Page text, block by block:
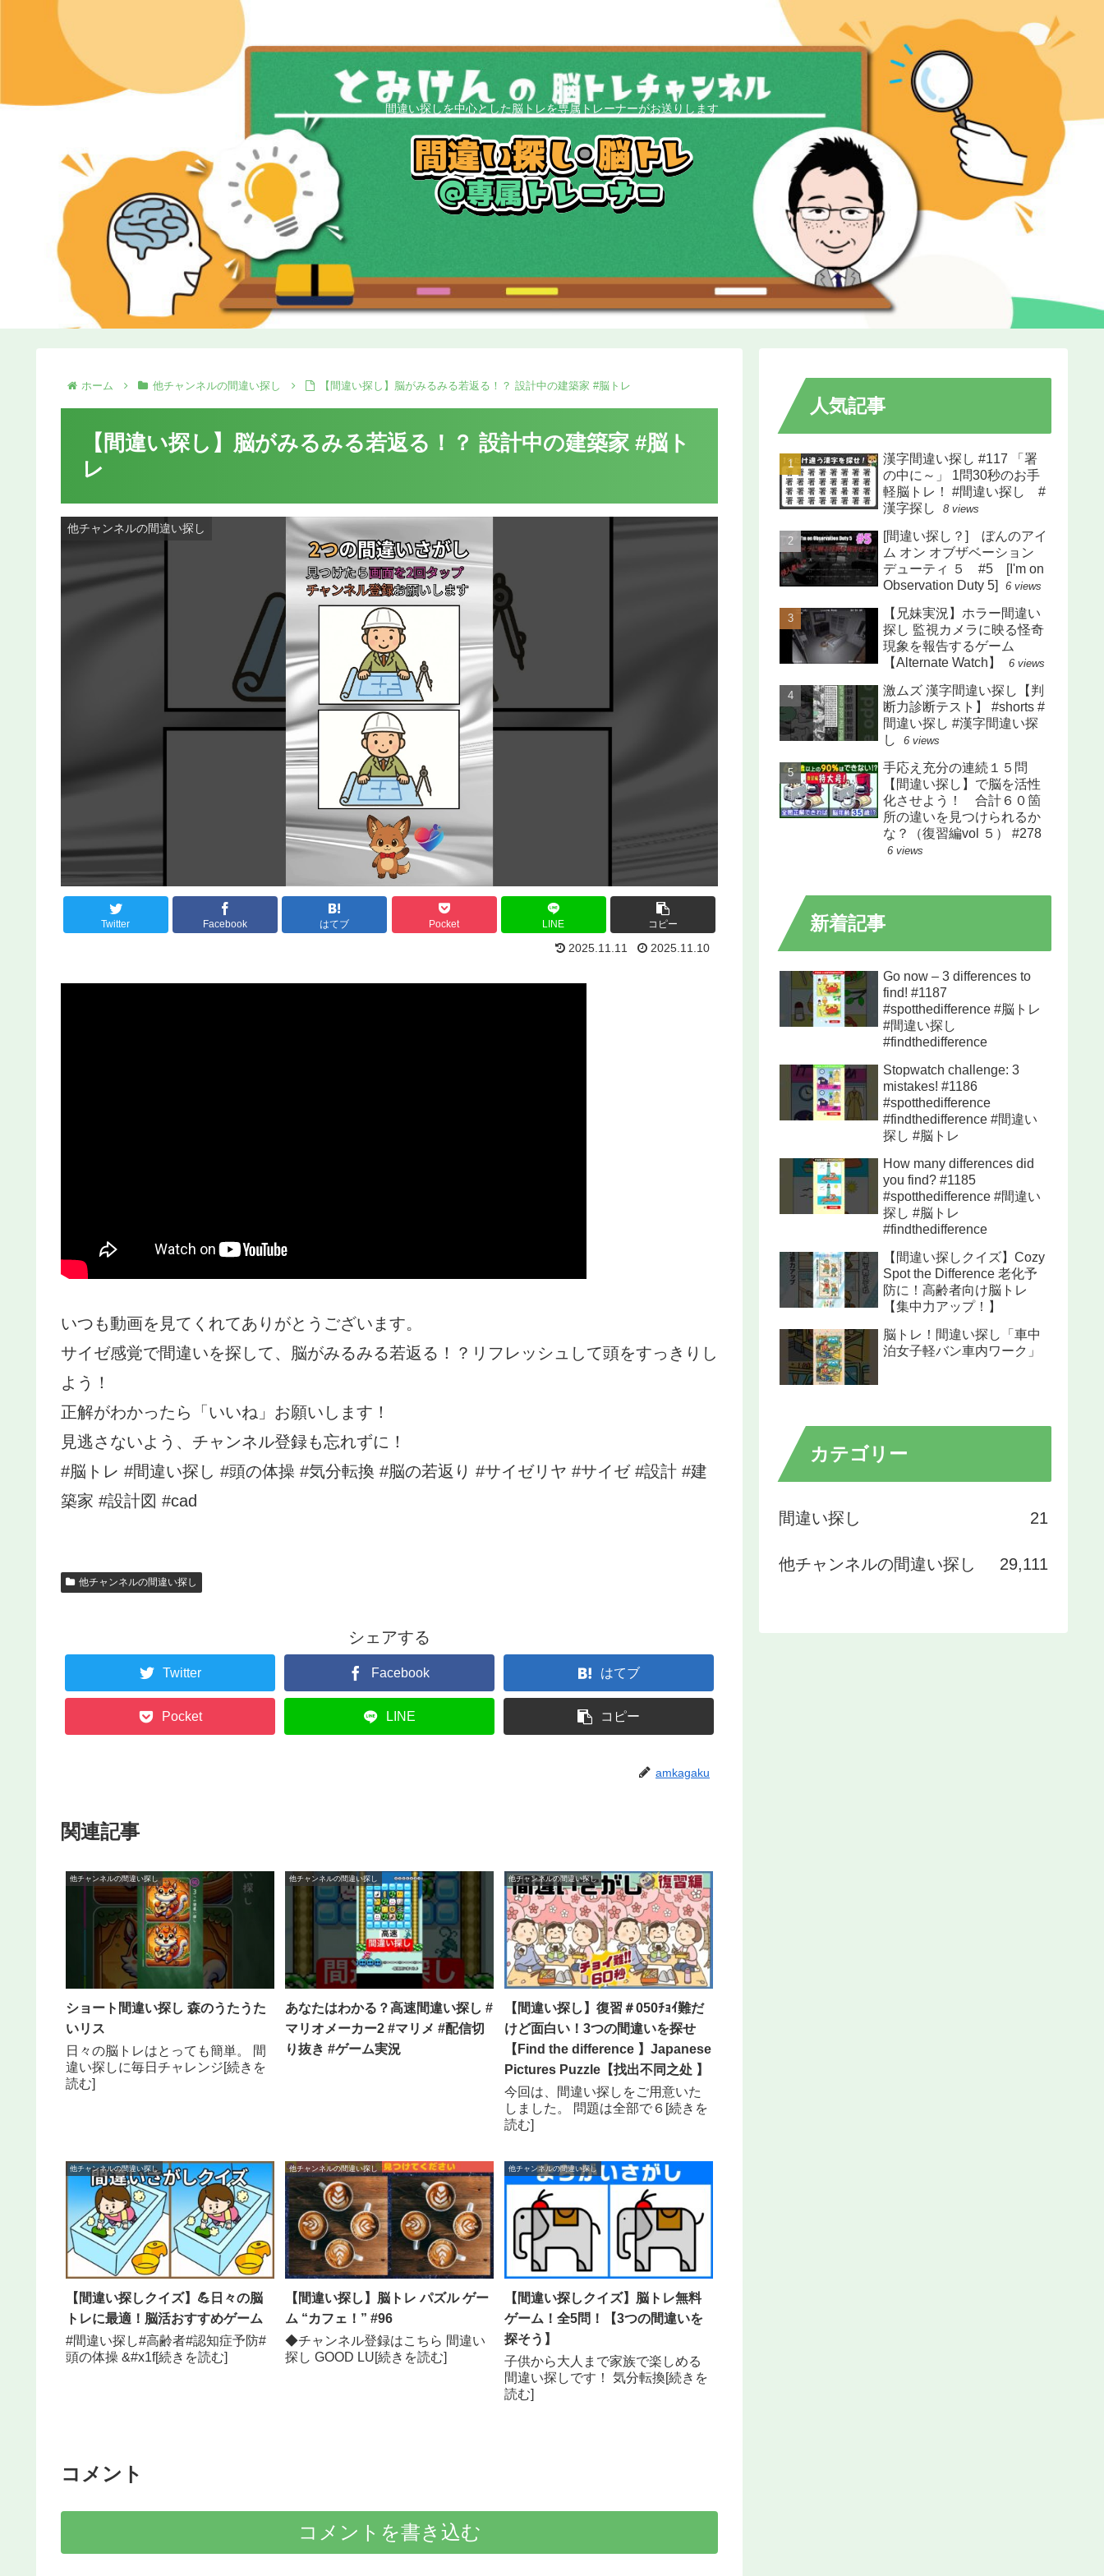
間違い探しを中心とした脳トレを専属トレーナーがお送りします
ホーム 他チャンネルの間違い探し 【間違い探し】脳がみるみる若返る！？ 設計中の建築家 #脳トレ
【間違い探し】脳がみるみる若返る！？ 設計中の建築家 #脳ト
レ
他チャンネルの間違い探し
Twitter Facebook はてブ Pocket LINE コピー
2025.11.11 2025.11.10
いつも動画を見てくれてありがとうございます。
サイゼ感覚で間違いを探して、脳がみるみる若返る！？リフレッシュして頭をすっきりし
よう！
正解がわかったら「いいね」お願いします！
見逃さないよう、チャンネル登録も忘れずに！
#脳トレ #間違い探し #頭の体操 #気分転換 #脳の若返り #サイゼリヤ #サイゼ #設計 #建
築家 #設計図 #cad
他チャンネルの間違い探し
シェアする
Twitter Facebook はてブ
Pocket LINE コピー
amkagaku
関連記事
他チャンネルの間違い探し
ショート間違い探し 森のうたうた
いリス
日々の脳トレはとっても簡単。 間
違い探しに毎日チャレンジ[続きを
読む]
他チャンネルの間違い探し
あなたはわかる？高速間違い探し #
マリオメーカー2 #マリメ #配信切
り抜き #ゲーム実況
他チャンネルの間違い探し
【間違い探し】復習＃050ﾁｮｲ難だ
けど面白い！3つの間違いを探せ
【Find the difference 】Japanese
Pictures Puzzle【找出不同之处 】
今回は、間違い探しをご用意いた
しました。 問題は全部で６[続きを
読む]
他チャンネルの間違い探し
【間違い探しクイズ】💪日々の脳
トレに最適！脳活おすすめゲーム
#間違い探し#高齢者#認知症予防#
頭の体操 &#x1f[続きを読む]
他チャンネルの間違い探し
【間違い探し】脳トレ パズル ゲー
ム “カフェ！” #96
◆チャンネル登録はこちら 間違い
探し GOOD LU[続きを読む]
他チャンネルの間違い探し
【間違い探しクイズ】脳トレ無料
ゲーム！全5問！【3つの間違いを
探そう】
子供から大人まで家族で楽しめる
間違い探しです！ 気分転換[続きを
読む]
コメント
コメントを書き込む
人気記事
漢字間違い探し #117 「署
の中に～」 1問30秒のお手
軽脳トレ！ #間違い探し #
漢字探し
8 views
[間違い探し？] ぼんのアイ
ム オン オブザベーション
デューティ ５ #5 [I'm on
Observation Duty 5]
6 views
【兄妹実況】ホラー間違い
探し 監視カメラに映る怪奇
現象を報告するゲーム
【Alternate Watch】
6 views
激ムズ 漢字間違い探し【判
断力診断テスト】 #shorts #
間違い探し #漢字間違い探
し
6 views
手応え充分の連続１５問
【間違い探し】で脳を活性
化させよう！ 合計６０箇
所の違いを見つけられるか
な？（復習編vol ５） #278
6 views
新着記事
Go now – 3 differences to
find! #1187
#spotthedifference #脳トレ
#間違い探し
#findthedifference
Stopwatch challenge: 3
mistakes! #1186
#spotthedifference
#findthedifference #間違い
探し #脳トレ
How many differences did
you find? #1185
#spotthedifference #間違い
探し #脳トレ
#findthedifference
【間違い探しクイズ】Cozy
Spot the Difference 老化予
防に！高齢者向け脳トレ
【集中力アップ！】
脳トレ！間違い探し「車中
泊女子軽バン車内ワーク」
カテゴリー
間違い探し 21
他チャンネルの間違い探し 29,111